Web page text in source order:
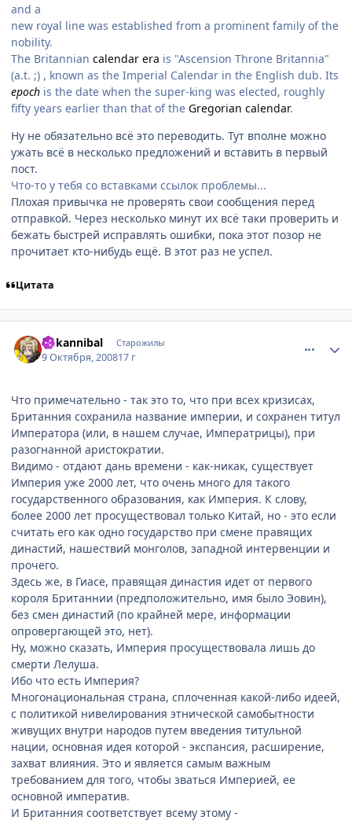
and a
new royal line was established from a prominent family of the
nobility.
The Britannian calendar era is "Ascension Throne Britannia"
(a.t. ;) , known as the Imperial Calendar in the English dub. Its
epoch is the date when the super-king was elected, roughly
fifty years earlier than that of the Gregorian calendar.
Ну не обязательно всё это переводить. Тут вполне можно
ужать всё в несколько предложений и вставить в первый
пост.
Что-то у тебя со вставками ссылок проблемы...
Плохая привычка не проверять свои сообщения перед
отправкой. Через несколько минут их всё таки проверить и
бежать быстрей исправлять ошибки, пока этот позор не
прочитает кто-нибудь ещё. В этот раз не успел.
Цитата
dr.kannibal Старожилы
9 Октября, 200817 г
Что примечательно - так это то, что при всех кризисах,
Британния сохранила название империи, и сохранен титул
Императора (или, в нашем случае, Императрицы), при
разогнанной аристократии.
Видимо - отдают дань времени - как-никак, существует
Империя уже 2000 лет, что очень много для такого
государственного образования, как Империя. К слову,
более 2000 лет просуществовал только Китай, но - это если
считать его как одно государство при смене правящих
династий, нашествий монголов, западной интервенции и
прочего.
Здесь же, в Гиасе, правящая династия идет от первого
короля Британнии (предположительно, имя было Эовин),
без смен династий (по крайней мере, информации
опровергающей это, нет).
Ну, можно сказать, Империя просуществовала лишь до
смерти Лелуша.
Ибо что есть Империя?
Многонациональная страна, сплоченная какой-либо идеей,
с политикой нивелирования этнической самобытности
живущих внутри народов путем введения титульной
нации, основная идея которой - экспансия, расширение,
захват влияния. Это и является самым важным
требованием для того, чтобы зваться Империей, ее
основной императив.
И Британния соответствует всему этому -